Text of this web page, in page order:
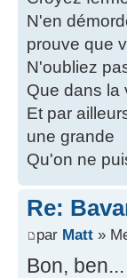
N'en
prouve que
N'oubliez
Que dans la
Et par
une grande
Qu'on ne
Re:
par Matt »
Bon,